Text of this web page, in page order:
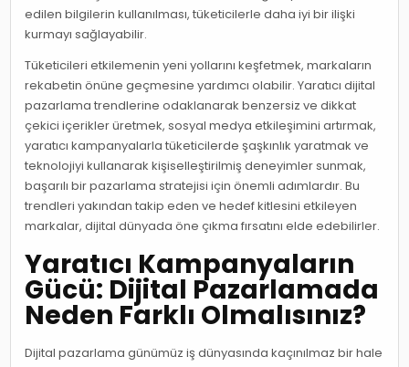
edilen bilgilerin kullanılması, tüketicilerle daha iyi bir ilişki
kurmayı sağlayabilir.
Tüketicileri etkilemenin yeni yollarını keşfetmek, markaların
rekabetin önüne geçmesine yardımcı olabilir. Yaratıcı dijital
pazarlama trendlerine odaklanarak benzersiz ve dikkat
çekici içerikler üretmek, sosyal medya etkileşimini artırmak,
yaratıcı kampanyalarla tüketicilerde şaşkınlık yaratmak ve
teknolojiyi kullanarak kişiselleştirilmiş deneyimler sunmak,
başarılı bir pazarlama stratejisi için önemli adımlardır. Bu
trendleri yakından takip eden ve hedef kitlesini etkileyen
markalar, dijital dünyada öne çıkma fırsatını elde edebilirler.
Yaratıcı Kampanyaların
Gücü: Dijital Pazarlamada
Neden Farklı Olmalısınız?
Dijital pazarlama günümüz iş dünyasında kaçınılmaz bir hale